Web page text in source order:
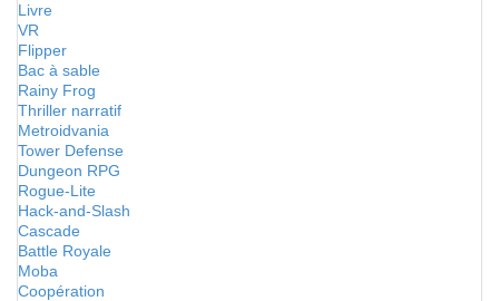
Livre
VR
Flipper
Bac à sable
Rainy Frog
Thriller narratif
Metroidvania
Tower Defense
Dungeon RPG
Rogue-Lite
Hack-and-Slash
Cascade
Battle Royale
Moba
Coopération